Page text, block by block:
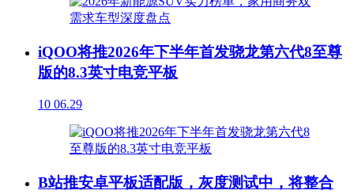
iQOO将推2026年下半年首发骁龙第六代8至尊
版的8.3英寸电竞平板
10 06.29
B站推安卓平板适配版，灰度测试中，将整合